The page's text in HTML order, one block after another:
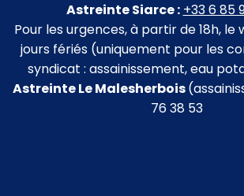
Astreinte Siarce : +33 6 85
Pour les urgences, à partir de 18h,
jours fériés (uniquement pour les
syndicat : assainissement, eau
Astreinte Le Malesherbois
76 38 53